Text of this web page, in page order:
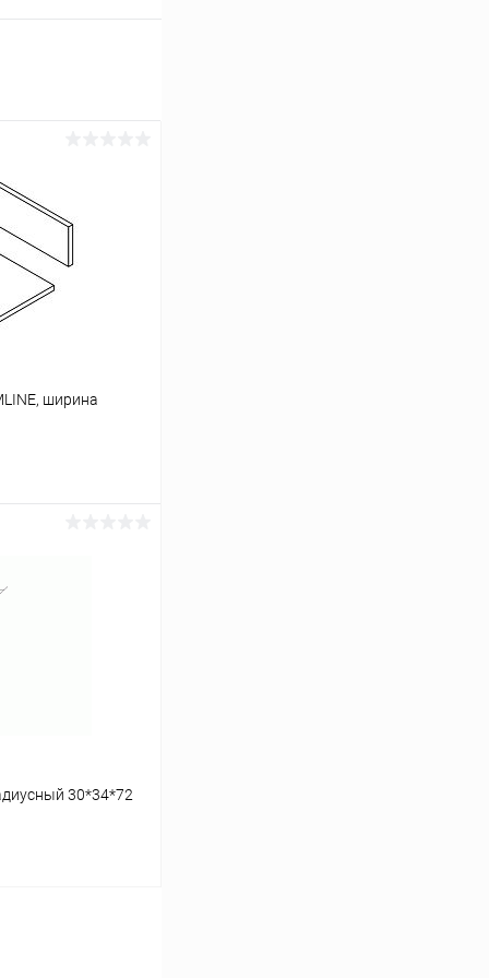
ширина
сравнению
30*34*72